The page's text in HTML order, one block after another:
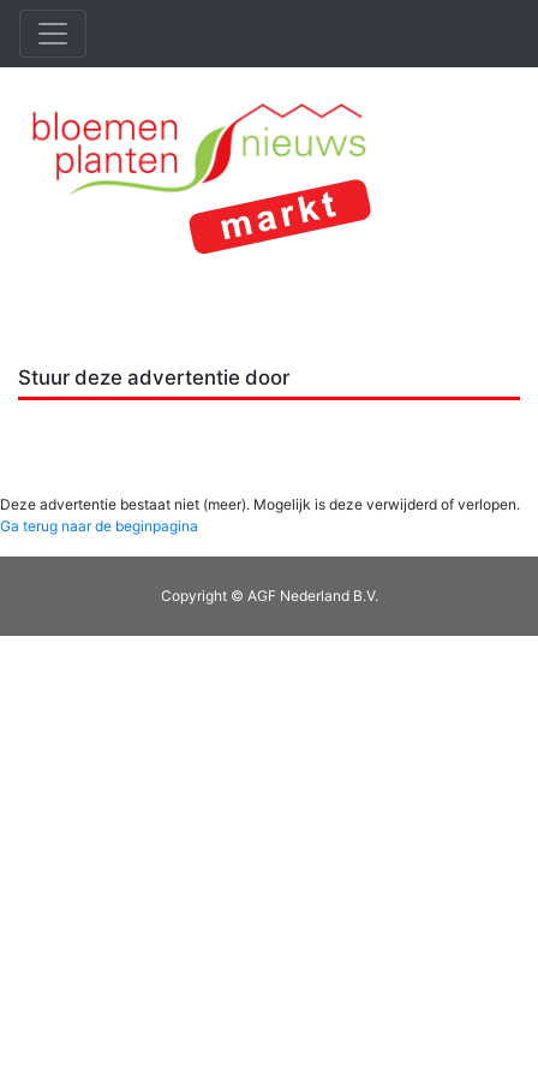
Stuur deze advertentie door
Deze advertentie bestaat niet (meer). Mogelijk is deze verwijderd of verlopen.
Ga terug naar de beginpagina
Copyright © AGF Nederland B.V.